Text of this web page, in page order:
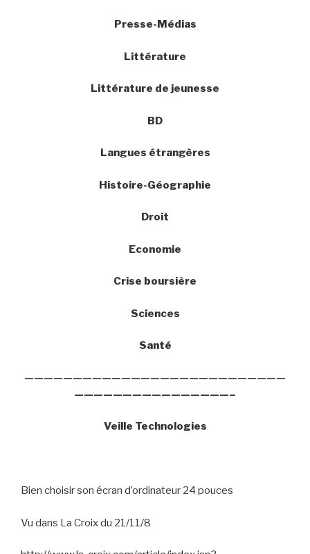
Presse-Médias
Littérature
Littérature de jeunesse
BD
Langues étrangères
Histoire-Géographie
Droit
Economie
Crise boursière
Sciences
Santé
———————————————————————————
————————————————–
Veille Technologies
Bien choisir son écran d’ordinateur 24 pouces
Vu dans La Croix du 21/11/8